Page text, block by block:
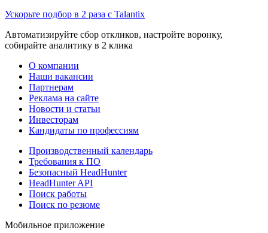
Ускорьте подбор в 2 раза с Talantix
Автоматизируйте сбор откликов, настройте воронку,
собирайте аналитику в 2 клика
О компании
Наши вакансии
Партнерам
Реклама на сайте
Новости и статьи
Инвесторам
Кандидаты по профессиям
Производственный календарь
Требования к ПО
Безопасный HeadHunter
HeadHunter API
Поиск работы
Поиск по резюме
Мобильное приложение